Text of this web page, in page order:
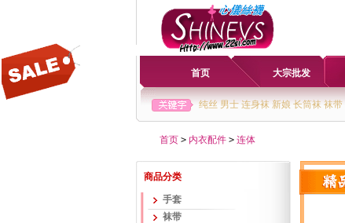
首页 大宗批发
纯丝 男士 连身袜 新娘 长筒袜 袜带
首页 > 内衣配件 > 连体
商品分类
手套
袜带